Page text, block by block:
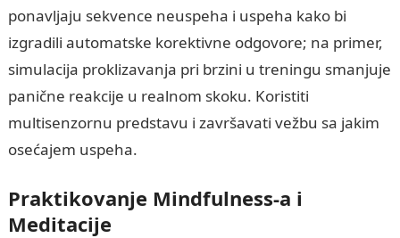
ponavljaju sekvence neuspeha i uspeha kako bi
izgradili automatske korektivne odgovore; na primer,
simulacija proklizavanja pri brzini u treningu smanjuje
panične reakcije u realnom skoku. Koristiti
multisenzornu predstavu i završavati vežbu sa jakim
osećajem uspeha.
Praktikovanje Mindfulness-a i
Meditacije